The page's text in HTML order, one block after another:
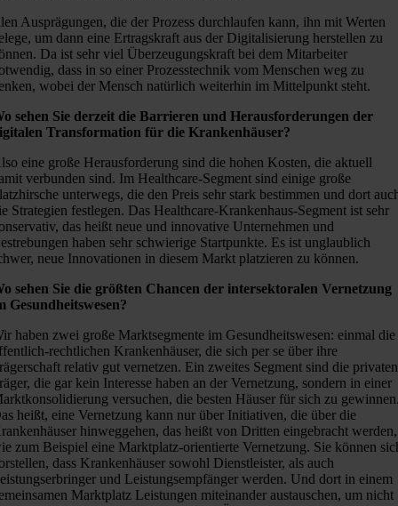
Ausprägungen, die der Prozess durchlaufen kann, ihn mit Werten
um dann eine Ertragskraft aus der Digitalisierung herstellen zu
Da ist sehr viel Überzeugungskraft bei dem Mitarbeiter
dass in so einer Prozesstechnik vom Menschen weg zu
wobei der Mensch natürlich weiterhin im Mittelpunkt steht.
sehen Sie derzeit die Barrieren und Herausforderungen der
Transformation für die Krankenhäuser?
eine große Herausforderung sind die hohen Kosten, die aktuell
verbunden sind. Im Healthcare-Segment sind einige große
unterwegs, die den Preis sehr stark bestimmen und dort
Strategien festlegen. Das Healthcare-Krankenhaus-Segment ist sehr
das heißt neue und innovative Unternehmen und
haben sehr schwierige Startpunkte. Es ist unglaublich
neue Innovationen in diesem Markt platzieren zu können.
sehen Sie die größten Chancen der intersektoralen Vernetzung
Gesundheitswesen?
haben zwei große Marktsegmente im Gesundheitswesen: einmal die
rechtlichen Krankenhäuser, die sich per se über ihre
relativ gut vernetzen. Ein zweites Segment sind die privaten
die gar kein Interesse haben an der Vernetzung, sondern in einer
versuchen, die besten Häuser für sich zu
heißt, eine Vernetzung kann nur über Initiativen, die über die
hinweggehen, das heißt von Dritten eingebracht werden,
zum Beispiel eine Marktplatz-orientierte Vernetzung. Sie können
dass Krankenhäuser sowohl Dienstleister, als auch
und Leistungsempfänger werden. Und dort in einem
Marktplatz Leistungen miteinander austauschen, um nicht